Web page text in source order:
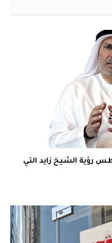
الشيخ زايد التي